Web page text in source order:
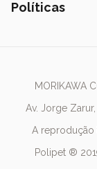
Lista de Desejos
Coleiras
Nexgard
Pedigree
Whiskas
Dog Chow
Royal Canin
Políticas
MORIKAWA
Av. Jorge
A reprodução
Polipet ®